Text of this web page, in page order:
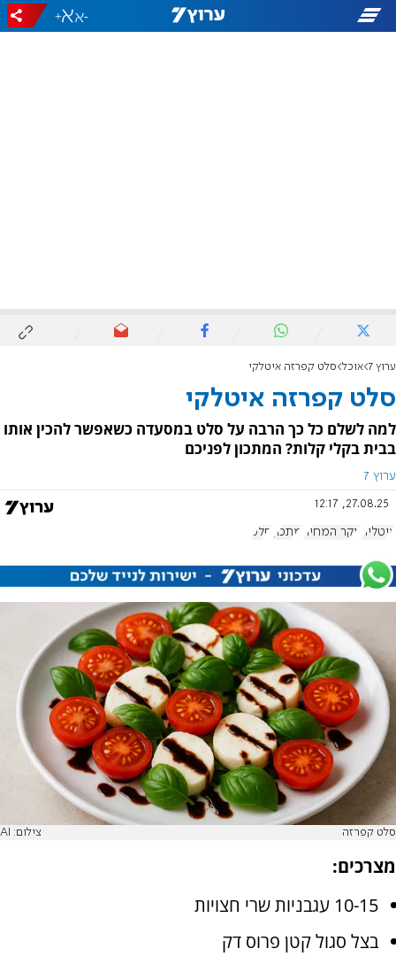
-
+
ערוץ 7 אוכל סלט קפרזה איטלקי
סלט קפרזה איטלקי
למה לשלם כל כך הרבה על סלט במסעדה כשאפשר להכין אותו
בבית בקלי קלות? המתכון לפניכם
ערוץ 7
27.08.25, 12:17
איטליה יוקר המחיה מתכון סלט
סלט קפרזה צילום: AI
מצרכים:
10-15 עגבניות שרי חצויות
בצל סגול קטן פרוס דק